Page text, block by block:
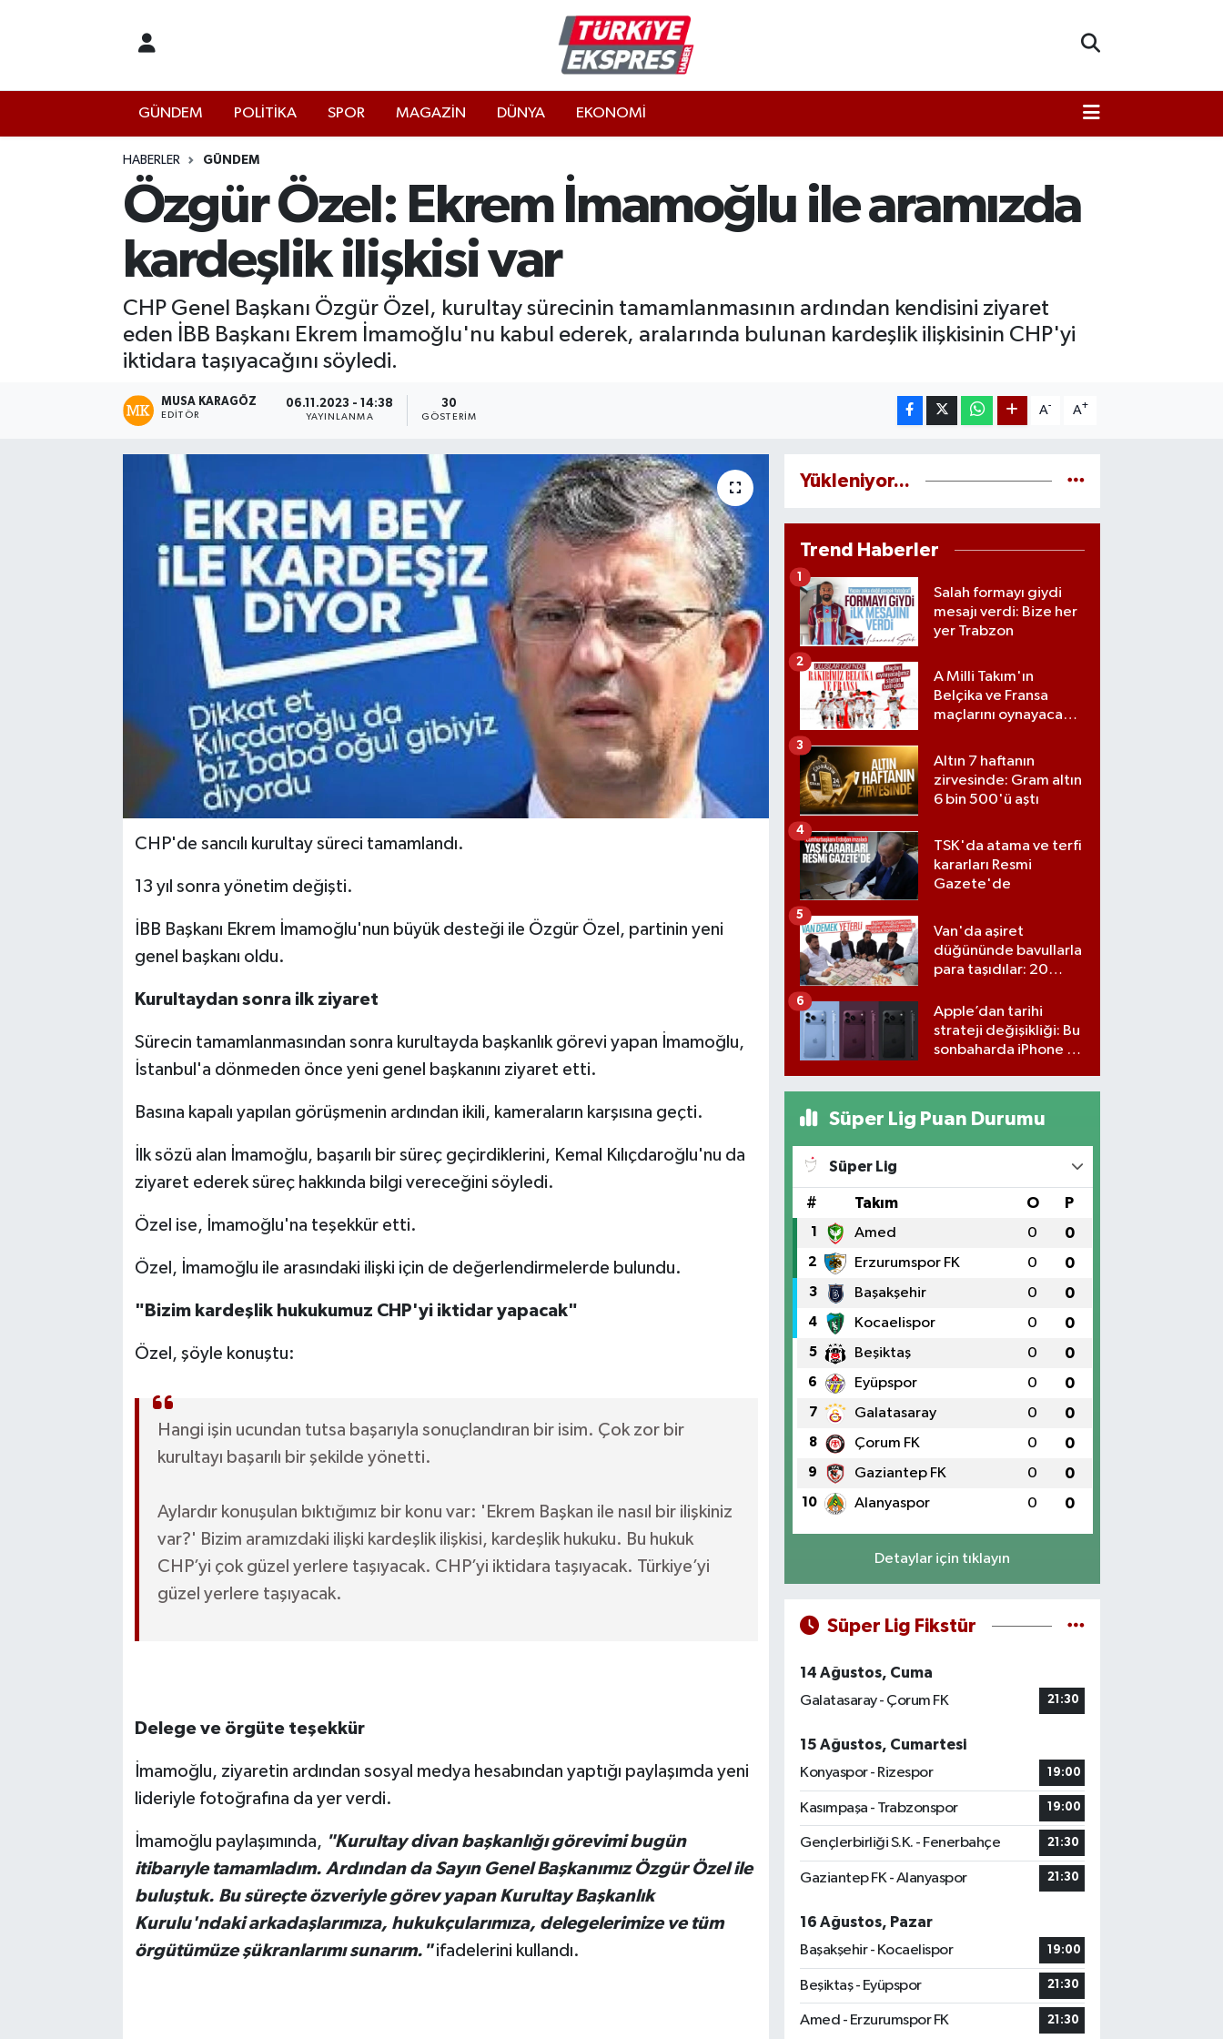
GÜNDEM POLİTİKA SPOR MAGAZİN DÜNYA EKONOMİ
HABERLER GÜNDEM
Özgür Özel: Ekrem İmamoğlu ile aramızda
kardeşlik ilişkisi var
CHP Genel Başkanı Özgür Özel, kurultay sürecinin tamamlanmasının ardından kendisini ziyaret
eden İBB Başkanı Ekrem İmamoğlu'nu kabul ederek, aralarında bulunan kardeşlik ilişkisinin CHP'yi
iktidara taşıyacağını söyledi.
MUSA KARAGÖZ
EDITÖR
06.11.2023 - 14:38
YAYINLANMA
30
GÖSTERIM
A- A+
CHP'de sancılı kurultay süreci tamamlandı.
13 yıl sonra yönetim değişti.
İBB Başkanı Ekrem İmamoğlu'nun büyük desteği ile Özgür Özel, partinin yeni
genel başkanı oldu.
Kurultaydan sonra ilk ziyaret
Sürecin tamamlanmasından sonra kurultayda başkanlık görevi yapan İmamoğlu,
İstanbul'a dönmeden önce yeni genel başkanını ziyaret etti.
Basına kapalı yapılan görüşmenin ardından ikili, kameraların karşısına geçti.
İlk sözü alan İmamoğlu, başarılı bir süreç geçirdiklerini, Kemal Kılıçdaroğlu'nu da
ziyaret ederek süreç hakkında bilgi vereceğini söyledi.
Özel ise, İmamoğlu'na teşekkür etti.
Özel, İmamoğlu ile arasındaki ilişki için de değerlendirmelerde bulundu.
"Bizim kardeşlik hukukumuz CHP'yi iktidar yapacak"
Özel, şöyle konuştu:
Hangi işin ucundan tutsa başarıyla sonuçlandıran bir isim. Çok zor bir
kurultayı başarılı bir şekilde yönetti.
Aylardır konuşulan bıktığımız bir konu var: 'Ekrem Başkan ile nasıl bir ilişkiniz
var?' Bizim aramızdaki ilişki kardeşlik ilişkisi, kardeşlik hukuku. Bu hukuk
CHP’yi çok güzel yerlere taşıyacak. CHP’yi iktidara taşıyacak. Türkiye’yi
güzel yerlere taşıyacak.
Delege ve örgüte teşekkür
İmamoğlu, ziyaretin ardından sosyal medya hesabından yaptığı paylaşımda yeni
lideriyle fotoğrafına da yer verdi.
İmamoğlu paylaşımında, "Kurultay divan başkanlığı görevimi bugün
itibarıyle tamamladım. Ardından da Sayın Genel Başkanımız Özgür Özel ile
buluştuk. Bu süreçte özveriyle görev yapan Kurultay Başkanlık
Kurulu'ndaki arkadaşlarımıza, hukukçularımıza, delegelerimize ve tüm
örgütümüze şükranlarımı sunarım."ifadelerini kullandı.
Yükleniyor...
Trend Haberler
Salah formayı giydi
mesajı verdi: Bize her
yer Trabzon
1
A Milli Takım'ın
Belçika ve Fransa
maçlarını oynayacağı
2
Altın 7 haftanın
zirvesinde: Gram altın
6 bin 500'ü aştı
3
TSK'da atama ve terfi
kararları Resmi
Gazete'de
4
Van'da aşiret
düğününde bavullarla
para taşıdılar: 20
kilolarla altın
5
Apple’dan tarihi
strateji değişikliği: Bu
sonbaharda iPhone 18
6
Süper Lig Puan Durumu
Süper Lig
# Takım O P
1 Amed 0 0
2 Erzurumspor FK 0 0
3 Başakşehir 0 0
4 Kocaelispor 0 0
5 Beşiktaş 0 0
6 Eyüpspor 0 0
7 Galatasaray 0 0
8 Çorum FK 0 0
9 Gaziantep FK 0 0
10 Alanyaspor 0 0
Detaylar için tıklayın
Süper Lig Fikstür
14 Ağustos, Cuma
Galatasaray - Çorum FK
21:30
15 Ağustos, Cumartesi
Konyaspor - Rizespor
19:00
Kasımpaşa - Trabzonspor 19:00
Gençlerbirliği S.K. - Fenerbahçe 21:30
Gaziantep FK - Alanyaspor 21:30
16 Ağustos, Pazar
Başakşehir - Kocaelispor
19:00
Beşiktaş - Eyüpspor 21:30
Amed - Erzurumspor FK 21:30
İstanbul Hava Durumu
İstanbul Namaz Vakitleri
İstanbul Trafik Yoğunluk Haritası
Süper Lig Puan Durumu ve Fikstür
Tüm Manşetler
Haber Arşivi